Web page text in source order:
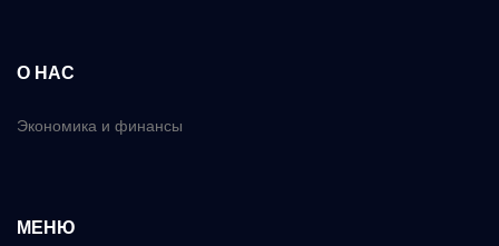
О НАС
Экономика и финансы
МЕНЮ